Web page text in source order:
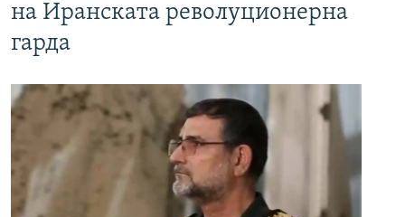
на Иранската револуционерна
гарда